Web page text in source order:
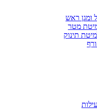
ומגן ראש
מטר
תינוק